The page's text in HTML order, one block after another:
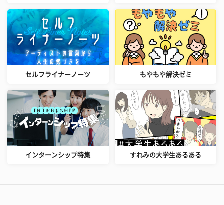
セルフライナーノーツ もやもや解決ゼミ
インターンシップ特集 すれみの大学生あるある